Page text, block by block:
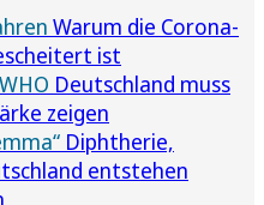
Warum die Corona-
ist
Deutschland muss
zeigen
Diphtherie,
entstehen